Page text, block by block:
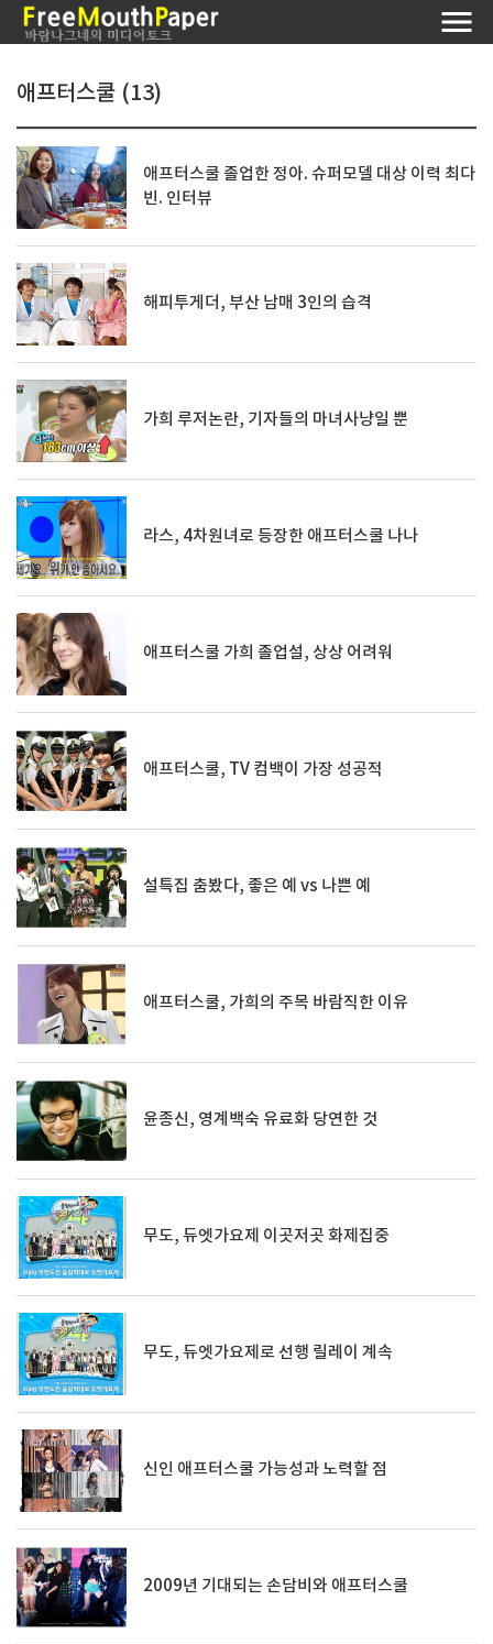
애프터스쿨 (13)
애프터스쿨 졸업한 정아. 슈퍼모델 대상 이력 최다
빈. 인터뷰
해피투게더, 부산 남매 3인의 습격
가희 루저논란, 기자들의 마녀사냥일 뿐
라스, 4차원녀로 등장한 애프터스쿨 나나
애프터스쿨 가희 졸업설, 상상 어려워
애프터스쿨, TV 컴백이 가장 성공적
설특집 춤봤다, 좋은 예 vs 나쁜 예
애프터스쿨, 가희의 주목 바람직한 이유
윤종신, 영계백숙 유료화 당연한 것
무도, 듀엣가요제 이곳저곳 화제집중
무도, 듀엣가요제로 선행 릴레이 계속
신인 애프터스쿨 가능성과 노력할 점
2009년 기대되는 손담비와 애프터스쿨